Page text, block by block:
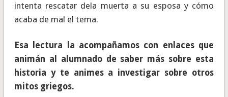
intenta rescatar dela muerta a su esposa y cómo
acaba de mal el tema.
Esa lectura la acompañamos con enlaces que
animán al alumnado de saber más sobre esta
historia y te animes a investigar sobre otros
mitos griegos.